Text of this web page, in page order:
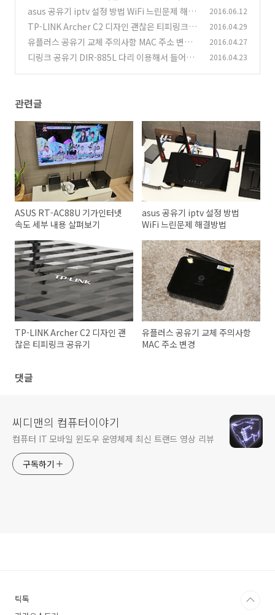
펴보기
(15)
asus 공유기 iptv 설정 방법 WiFi 느린문제 해결
방법
(14)
2016.06.12
TP-LINK Archer C2 디자인 괜찮은 티피링크 공
유기
(0)
2016.04.29
유플러스 공유기 교체 주의사항 MAC 주소 변경
(7)
2016.04.27
디링크 공유기 DIR-885L 다리 이용해서 들어올
2016.04.23
관련글
ASUS RT-AC88U 기가인터넷
속도 세부 내용 살펴보기
asus 공유기 iptv 설정 방법
WiFi 느린문제 해결방법
TP-LINK Archer C2 디자인 괜
찮은 티피링크 공유기
유플러스 공유기 교체 주의사항
MAC 주소 변경
댓글
씨디맨의 컴퓨터이야기
컴퓨터 IT 모바일 윈도우 운영체제 최신 트랜드 영상 리뷰
구독하기
틱톡